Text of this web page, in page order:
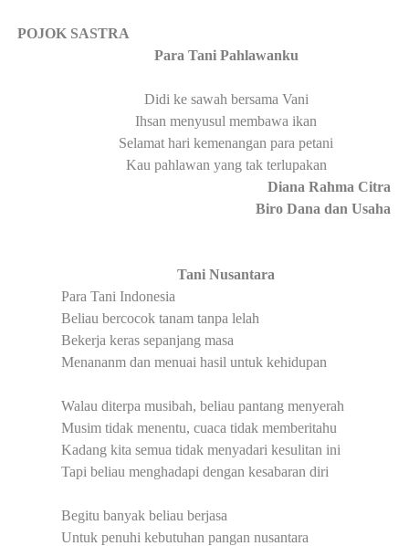
POJOK SASTRA
Para Tani Pahlawanku
Didi ke sawah bersama Vani
Ihsan menyusul membawa ikan
Selamat hari kemenangan para petani
Kau pahlawan yang tak terlupakan
Diana Rahma Citra
Biro Dana dan Usaha
Tani Nusantara
Para Tani Indonesia
Beliau bercocok tanam tanpa lelah
Bekerja keras sepanjang masa
Menananm dan menuai hasil untuk kehidupan
Walau diterpa musibah, beliau pantang menyerah
Musim tidak menentu, cuaca tidak memberitahu
Kadang kita semua tidak menyadari kesulitan ini
Tapi beliau menghadapi dengan kesabaran diri
Begitu banyak beliau berjasa
Untuk penuhi kebutuhan pangan nusantara